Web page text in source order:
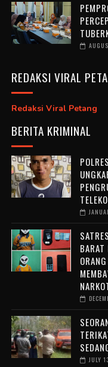
REDAKSI VIRAL
Redaksi Viral Petang
BERITA KRIMINAL
JULY